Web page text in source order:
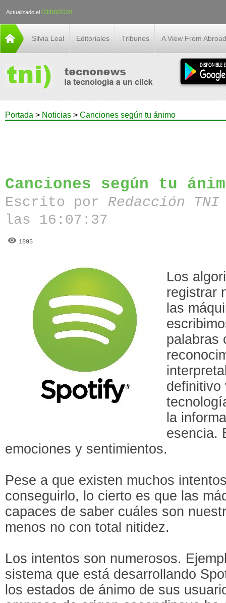
Actualizado el 03/08/2026
Silvia Leal Editoriales Tribunes A View From Abroad
Portada > Noticias > Canciones según tu ánimo
Canciones según tu
Escrito por Redacción
las 16:07:37
1895
Los
registrar
las
palabras
definitivo
la
esencia.
emociones y sentimientos.
Pese a que existen muchos
conseguirlo, lo cierto es que las
capaces de saber cuáles son
menos no con total nitidez.
Los intentos son numerosos.
sistema que está desarrollando
los estados de ánimo de sus